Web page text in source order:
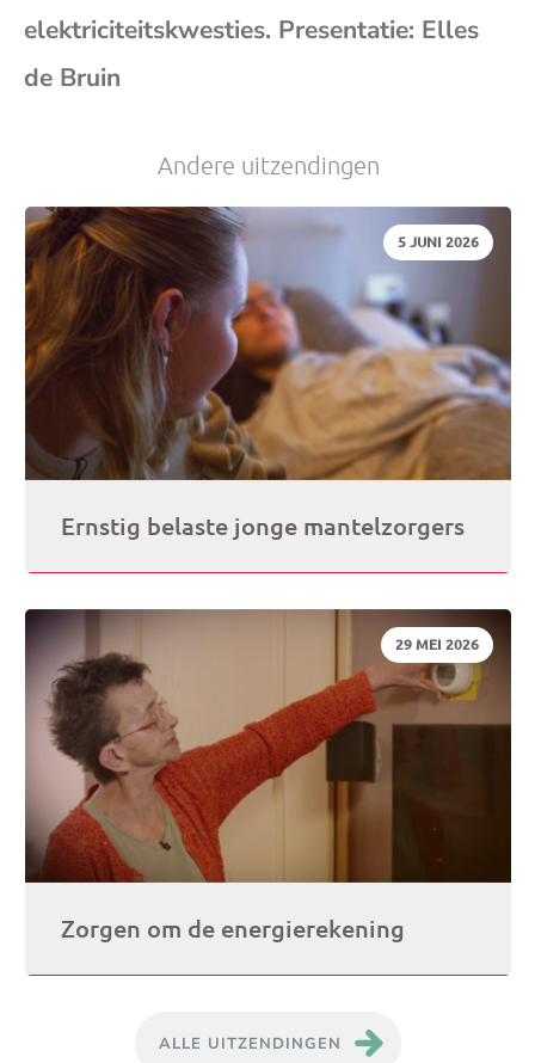
elektriciteitskwesties. Presentatie: Elles
de Bruin
Andere uitzendingen
DATUM:
5 JUNI 2026
Ernstig belaste jonge mantelzorgers
DATUM:
29 MEI 2026
Zorgen om de energierekening
ALLE UITZENDINGEN